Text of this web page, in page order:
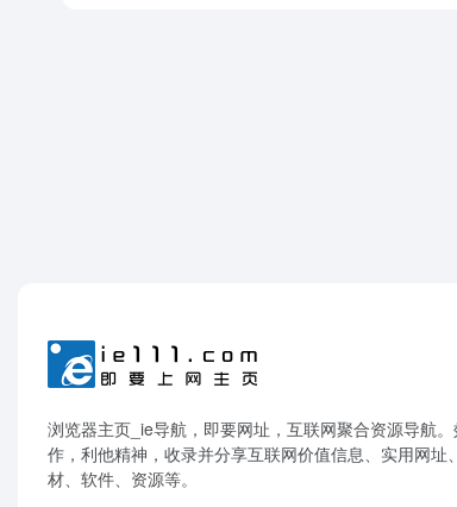
浏览器主页_ie导航，即要网址，互联网聚合资源导航
作，利他精神，收录并分享互联网价值信息、实用网址
材、软件、资源等。